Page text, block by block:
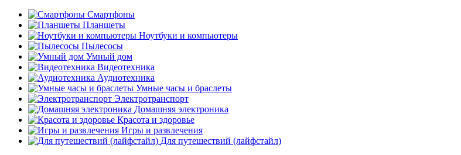
Смартфоны
Планшеты
Ноутбуки и компьютеры
Пылесосы
Умный дом
Видеотехника
Аудиотехника
Умные часы и браслеты
Электротранспорт
Домашняя электроника
Красота и здоровье
Игры и развлечения
Для путешествий (лайфстайл)